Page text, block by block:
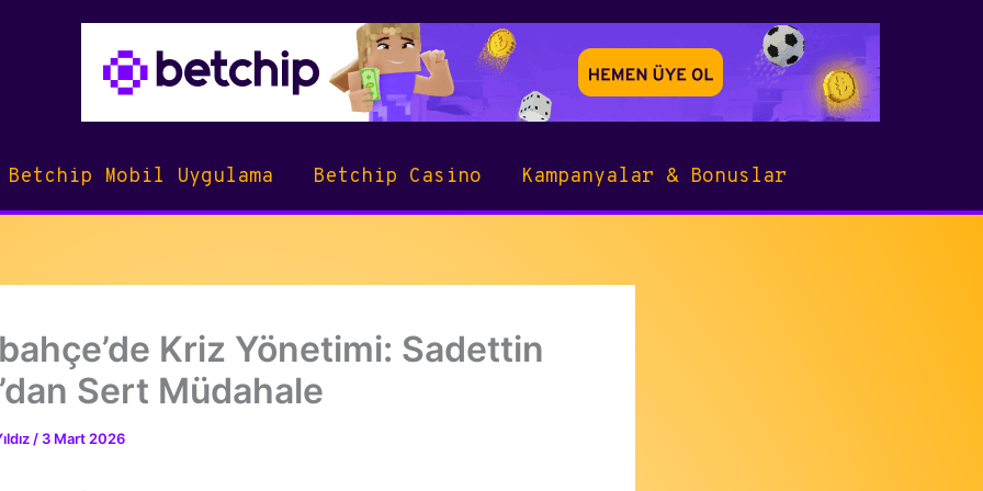
Betchip Mobil Uygulama Betchip Casino Kampanyalar & Bonuslar
Kriz Yönetimi: Sadettin
Sert Müdahale
/ 3 Mart 2026